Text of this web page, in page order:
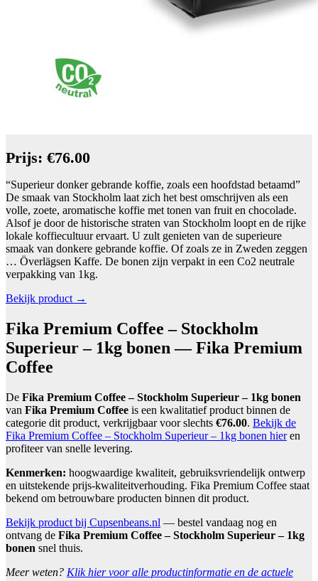
Prijs: €76.00
“Superieur donker gebrande koffie, zoals een hoofdstad betaamd”
De smaak van Stockholm laat zich het best omschrijven als een
volle, zoete, aromatische koffie met tonen van fruit en chocolade.
Alsof je door de historische straten van Stockholm loopt en de rijke
lokale koffiecultuur ervaart. U zult genieten van de superieure
smaak van donkere gebrande koffie. Of zoals ze in Zweden zeggen
… Överlägsen Kaffe. De bonen zijn verpakt in een Co2 neutrale
verpakking van 1kg.
Bekijk product →
Fika Premium Coffee – Stockholm
Superieur – 1kg bonen — Fika Premium
Coffee
De Fika Premium Coffee – Stockholm Superieur – 1kg bonen
van Fika Premium Coffee is een kwalitatief product binnen de
categorie dit product, verkrijgbaar voor slechts €76.00. Bekijk de
Fika Premium Coffee – Stockholm Superieur – 1kg bonen hieren
profiteer van snelle levering.
Kenmerken: hoogwaardige kwaliteit, gebruiksvriendelijk ontwerp
en uitstekende prijs-kwaliteitverhouding. Fika Premium Coffee staat
bekend om betrouwbare producten binnen dit product.
Bekijk product bij Cupsenbeans.nl — bestel vandaag nog en
ontvang de Fika Premium Coffee – Stockholm Superieur – 1kg
bonen snel thuis.
Meer weten? Klik hier voor alle productinformatie en de actuele